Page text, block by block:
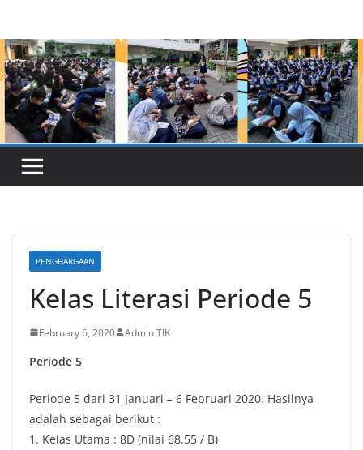
content
PENGHARGAAN
Kelas Literasi Periode 5
February 6, 2020 Admin TIK
Periode 5
Periode 5 dari 31 Januari – 6 Februari 2020. Hasilnya
adalah sebagai berikut :
1. Kelas Utama : 8D (nilai 68.55 / B)